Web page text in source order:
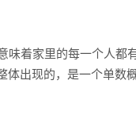
着家里的每一个人都
出现的，是一个单数概